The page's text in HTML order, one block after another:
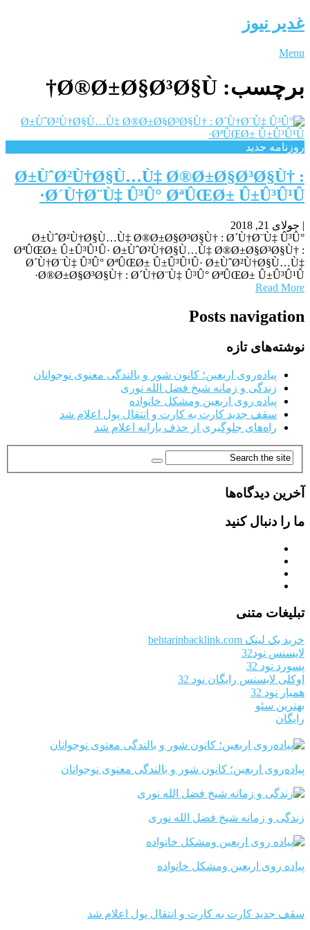
غدیر نیوز
Menu
برچسب: Ø®Ø±Ø§Ø³Ø§Ù†
روزنامه جدید
Ø±ÙˆØ²Ù†Ø§Ù…Ù‡ Ø®Ø±Ø§Ø³Ø§Ù† :
Ø´Ù†Ø¨Ù‡ Û³Û° ØªÛŒØ± Û±Û³Û¹Û·
| جولای 21, 2018
Ø±ÙˆØ²Ù†Ø§Ù…Ù‡ Ø®Ø±Ø§Ø³Ø§Ù† : Ø´Ù†Ø¨Ù‡ Û³Û°
ØªÛŒØ± Û±Û³Û¹Û· Ø±ÙˆØ²Ù†Ø§Ù…Ù‡ Ø®Ø±Ø§Ø³Ø§Ù† :
Ø´Ù†Ø¨Ù‡ Û³Û° ØªÛŒØ± Û±Û³Û¹Û· Ø±ÙˆØ²Ù†Ø§Ù…Ù‡
Ø®Ø±Ø§Ø³Ø§Ù† : Ø´Ù†Ø¨Ù‡ Û³Û° ØªÛŒØ± Û±Û³Û¹Û·
Read More
Posts navigation
نوشته‌های تازه
پیاده‌روی اربعین؛ کانون شور و بالندگی معنوی نوجوانان
زندگی و زمانه شیخ فضل الله نوری
پیاده روی اربعین ومشکل خانواده
سقف جدید کارت به کارت و انتقال پول اعلام شد
راه‌های جلوگیری از حذف یارانه اعلام شد
آخرین دیدگاه‌ها
ما را دنبال کنید
تبلیغات متنی
خرید بک لینک behtarinbacklink.com
لایسنس نود32
پسورد نود 32
اوکلی لایسنس رایگان نود 32
همیار نود 32
بهترین سئو
رایگان
پیاده‌روی اربعین؛ کانون شور و بالندگی معنوی نوجوانان
زندگی و زمانه شیخ فضل الله نوری
پیاده روی اربعین ومشکل خانواده
سقف جدید کارت به کارت و انتقال پول اعلام شد